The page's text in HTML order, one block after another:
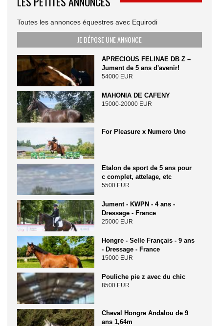
Toutes les annonces équestres avec Equirodi
JE DÉPOSE UNE ANNONCE
APRECIOUS FELINAE DB Z –
Jument de 5 ans d'avenir!
54000 EUR
MAHONIA DE CAFENY
15000-20000 EUR
For Pleasure x Numero Uno
Etalon de sport de 5 ans pour
c complet, attelage, etc
5500 EUR
Jument - KWPN - 4 ans -
Dressage - France
25000 EUR
Hongre - Selle Français - 9 ans
- Dressage - France
15000 EUR
Pouliche pie z avec du chic
8500 EUR
Cheval Hongre Andalou de 9
ans 1,64m